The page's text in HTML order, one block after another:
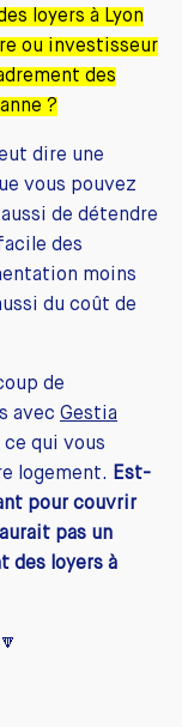
loyers à Lyon
ou investisseur
des
?
dire une
vous pouvez
de détendre
des
moins
du coût de
de
avec Gestia
ce qui vous
logement. Est-
pour couvrir
pas un
des loyers à